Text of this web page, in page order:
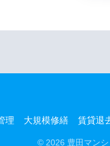
理 大規模修繕 賃貸退
© 2026 豊田マンシ